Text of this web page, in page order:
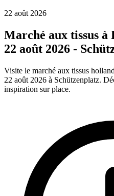
22 août 2026
Marché aux tissus à
22 août 2026 -
Visite le marché aux tissus
22 août 2026 à Schützenplatz.
inspiration sur place.